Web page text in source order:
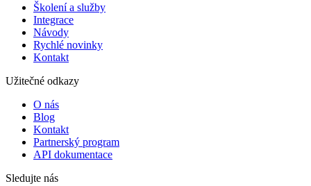
Školení a služby
Integrace
Návody
Rychlé novinky
Kontakt
Užitečné odkazy
O nás
Blog
Kontakt
Partnerský program
API dokumentace
Sledujte nás